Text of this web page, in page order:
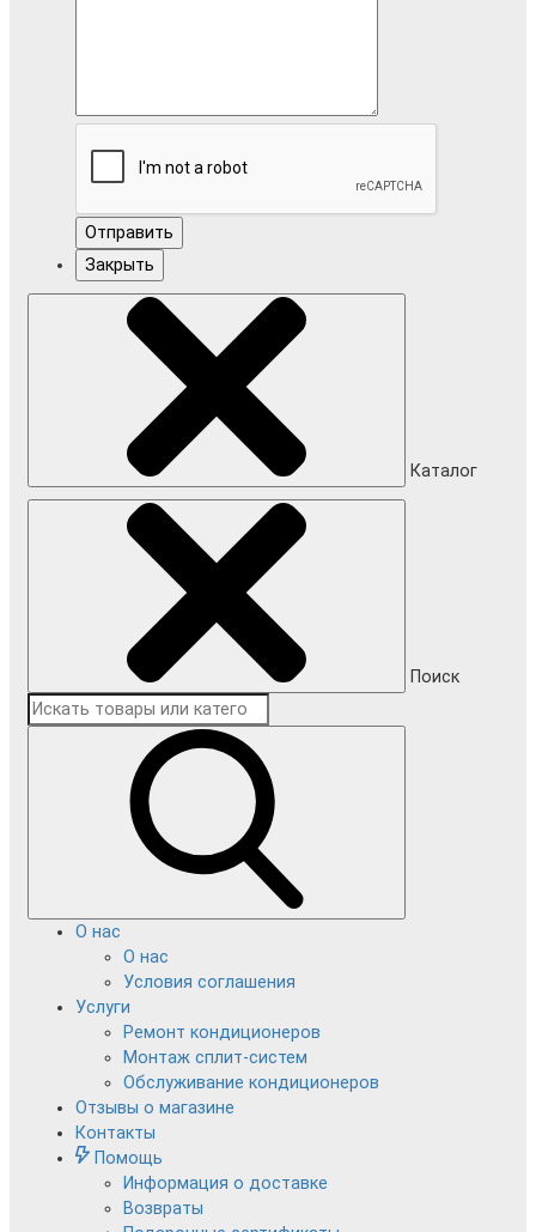
Отправить
Закрыть
Каталог
Поиск
О нас
О нас
Условия соглашения
Услуги
Ремонт кондиционеров
Монтаж сплит-систем
Обслуживание кондиционеров
Отзывы о магазине
Контакты
Помощь
Информация о доставке
Возвраты